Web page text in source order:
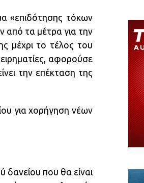
«επιδότησης τόκων
από τα μέτρα για την
μέχρι το τέλος του
αφορούσε
την επέκταση της
για χορήγηση νέων
δανείου που θα είναι